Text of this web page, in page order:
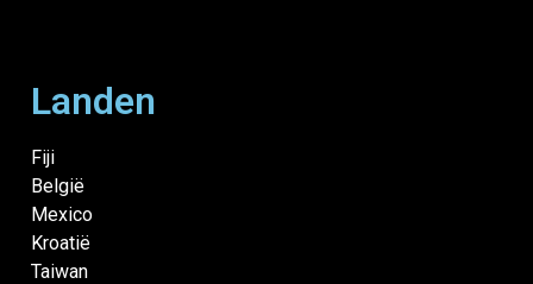
Landen
Fiji
België
Mexico
Kroatië
Taiwan